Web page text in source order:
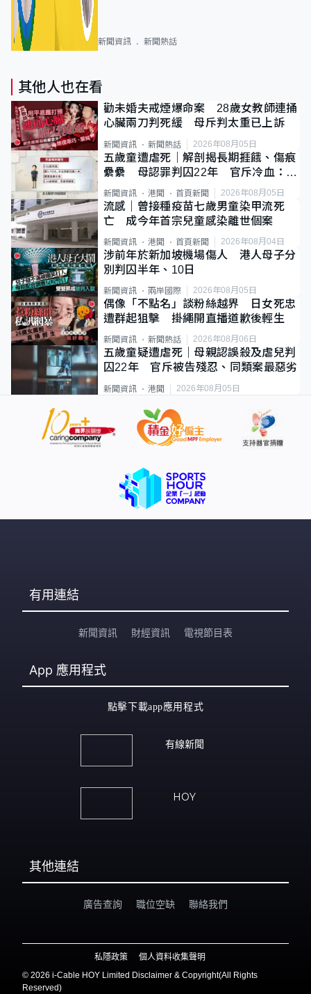
新聞資訊 新聞熱話
其他人也在看
勸未婚夫戒煙爆命案 28歲女教師連捅
心臟兩刀判死緩 母斥判太重已上訴
新聞資訊 新聞熱話 2026年08月05日
五歲童遭虐死｜解剖揭長期捱餓、傷痕
纍纍 母認罪判囚22年 官斥冷血：同
類案最惡劣
新聞資訊 港聞 首頁新聞 2026年08月05日
流感｜曾接種疫苗七歲男童染甲流死
亡 成今年首宗兒童感染離世個案
新聞資訊 港聞 首頁新聞 2026年08月04日
涉前年於新加坡機場傷人 港人母子分
別判囚半年、10日
新聞資訊 兩岸國際 2026年08月05日
偶像「不點名」談粉絲越界 日女死忠
遭群起狙擊 掛繩開直播道歉後輕生
新聞資訊 新聞熱話 2026年08月06日
五歲童疑遭虐死｜母親認誤殺及虐兒判
囚22年 官斥被告殘忍、同類案最惡劣
新聞資訊 港聞 2026年08月05日
有用連結
新聞資訊 財經資訊 電視節目表
App 應用程式
點擊下載app應用程式
有線新聞
HOY
其他連結
廣告查詢 職位空缺 聯絡我們
私隱政策
個人資料收集聲明
© 2026 i-Cable HOY Limited Disclaimer & Copyright(All Rights
Reserved)